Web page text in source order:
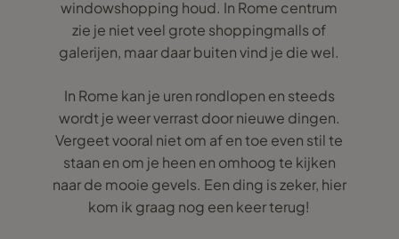
windowshopping houd. In Rome centrum
zie je niet veel grote shoppingmalls of
galerijen, maar daar buiten vind je die wel.
In Rome kan je uren rondlopen en steeds
wordt je weer verrast door nieuwe dingen.
Vergeet vooral niet om af en toe even stil te
staan en om je heen en omhoog te kijken
naar de mooie gevels. Een ding is zeker, hier
kom ik graag nog een keer terug!